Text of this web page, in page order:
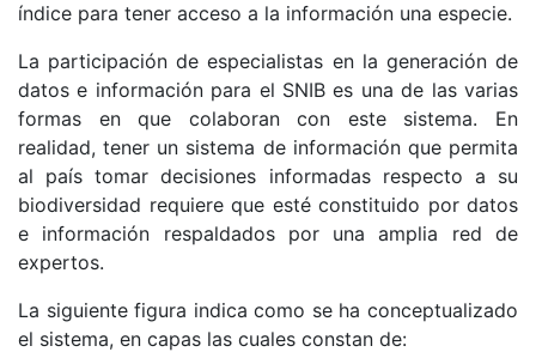
índice para tener acceso a la información una especie.
La participación de especialistas en la generación de
datos e información para el SNIB es una de las varias
formas en que colaboran con este sistema. En
realidad, tener un sistema de información que permita
al país tomar decisiones informadas respecto a su
biodiversidad requiere que esté constituido por datos
e información respaldados por una amplia red de
expertos.
La siguiente figura indica como se ha conceptualizado
el sistema, en capas las cuales constan de: